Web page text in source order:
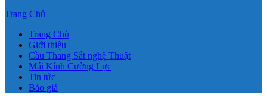
Trang Chủ
Trang Chủ
Giới thiệu
Cầu Thang Sắt nghệ Thuật
Mái Kính Cường Lực
Tin tức
Báo giá